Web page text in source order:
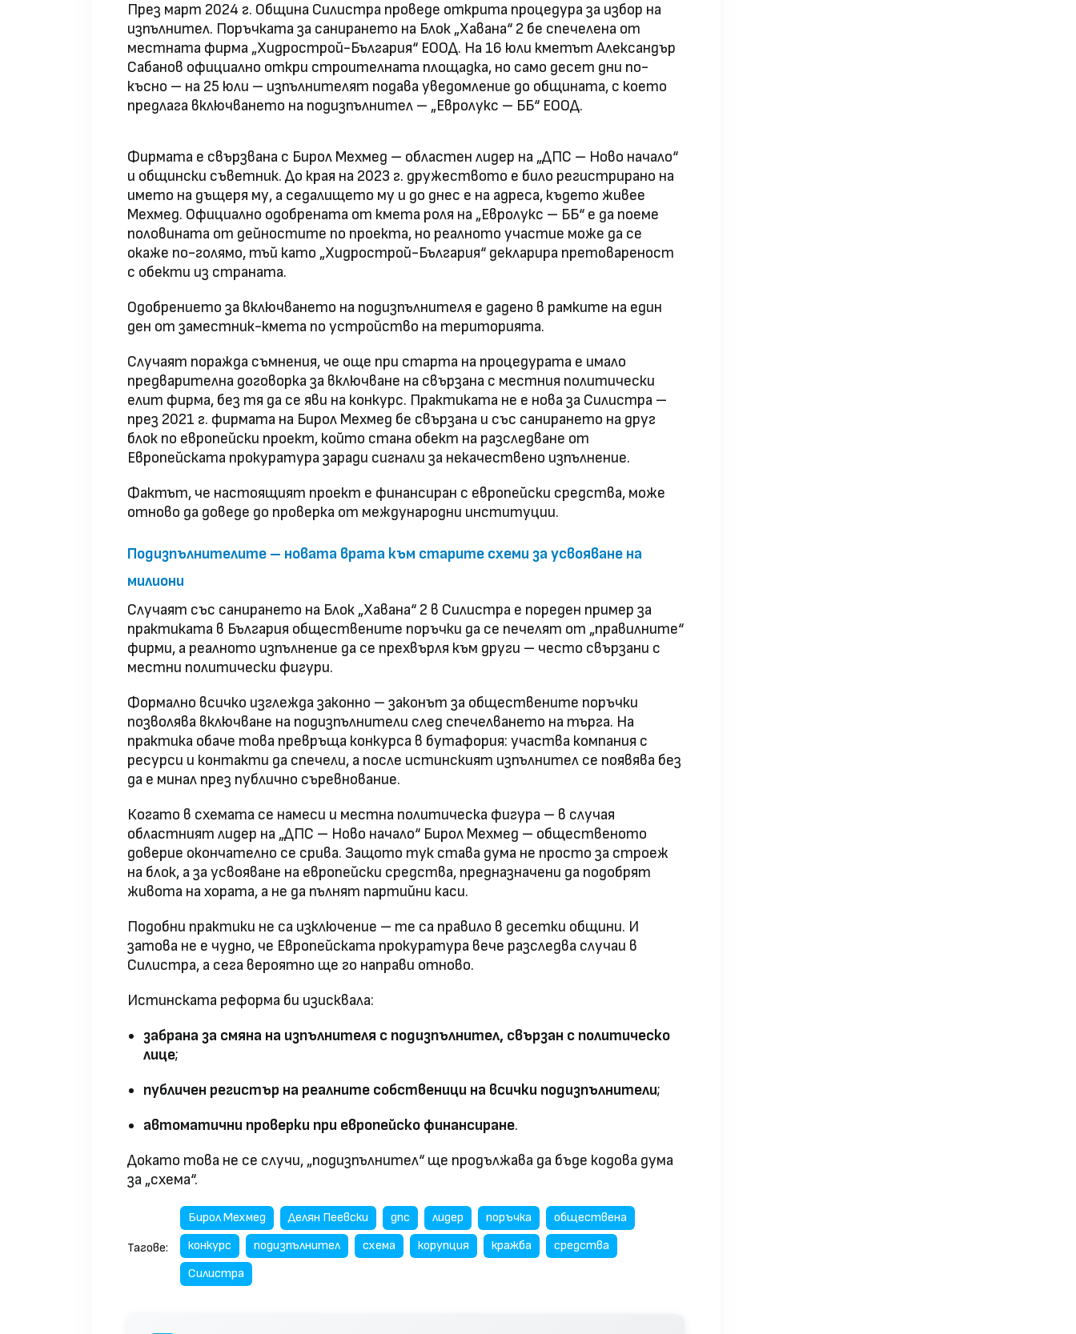
През март 2024 г. Община Силистра проведе открита процедура за избор на
изпълнител. Поръчката за санирането на Блок „Хавана“ 2 бе спечелена от
местната фирма „Хидрострой-България“ ЕООД. На 16 юли кметът Александър
Сабанов официално откри строителната площадка, но само десет дни по-
късно – на 25 юли – изпълнителят подава уведомление до общината, с което
предлага включването на подизпълнител – „Евролукс – ББ“ ЕООД.
Фирмата е свързвана с Бирол Мехмед – областен лидер на „ДПС – Ново начало“
и общински съветник. До края на 2023 г. дружеството е било регистрирано на
името на дъщеря му, а седалището му и до днес е на адреса, където живее
Мехмед. Официално одобрената от кмета роля на „Евролукс – ББ“ е да поеме
половината от дейностите по проекта, но реалното участие може да се
окаже по-голямо, тъй като „Хидрострой-България“ декларира претовареност
с обекти из страната.
Одобрението за включването на подизпълнителя е дадено в рамките на един
ден от заместник-кмета по устройство на територията.
Случаят поражда съмнения, че още при старта на процедурата е имало
предварителна договорка за включване на свързана с местния политически
елит фирма, без тя да се яви на конкурс. Практиката не е нова за Силистра –
през 2021 г. фирмата на Бирол Мехмед бе свързана и със санирането на друг
блок по европейски проект, който стана обект на разследване от
Европейската прокуратура заради сигнали за некачествено изпълнение.
Фактът, че настоящият проект е финансиран с европейски средства, може
отново да доведе до проверка от международни институции.
Подизпълнителите – новата врата към старите схеми за усвояване на
милиони
Случаят със санирането на Блок „Хавана“ 2 в Силистра е пореден пример за
практиката в България обществените поръчки да се печелят от „правилните“
фирми, а реалното изпълнение да се прехвърля към други – често свързани с
местни политически фигури.
Формално всичко изглежда законно – законът за обществените поръчки
позволява включване на подизпълнители след спечелването на търга. На
практика обаче това превръща конкурса в бутафория: участва компания с
ресурси и контакти да спечели, а после истинският изпълнител се появява без
да е минал през публично съревнование.
Когато в схемата се намеси и местна политическа фигура – в случая
областният лидер на „ДПС – Ново начало“ Бирол Мехмед – общественото
доверие окончателно се срива. Защото тук става дума не просто за строеж
на блок, а за усвояване на европейски средства, предназначени да подобрят
живота на хората, а не да пълнят партийни каси.
Подобни практики не са изключение – те са правило в десетки общини. И
затова не е чудно, че Европейската прокуратура вече разследва случаи в
Силистра, а сега вероятно ще го направи отново.
Истинската реформа би изисквала:
забрана за смяна на изпълнителя с подизпълнител, свързан с политическо
лице;
публичен регистър на реалните собственици на всички подизпълнители;
автоматични проверки при европейско финансиране.
Докато това не се случи, „подизпълнител“ ще продължава да бъде кодова дума
за „схема“.
Тагове:
Бирол Мехмед Делян Пеевски дпс лидер поръчка
обществена
конкурс
подизпълнител схема корупция кражба
средства
Силистра